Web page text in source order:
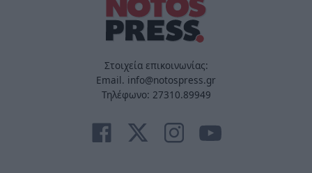
Στοιχεία επικοινωνίας:
Email. info@notospress.gr
Τηλέφωνο: 27310.89949